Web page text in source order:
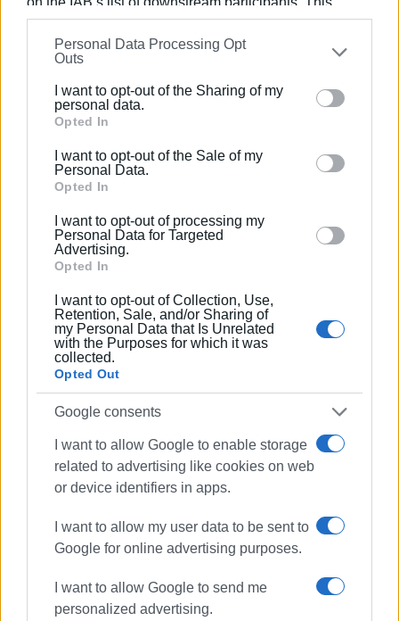
information may also be disclosed by us to third parties
on theIAB’s List of Downstream Participants
that may
further disclose it to other third parties.
Please note that this website/app uses one or more
Google services and may gather and store information
behaviour. You may click to grant or deny consent to
Google and its third-party tags to use your data for
section.
Personal Data Processing Opt
Outs
I want to opt-out of the Sharing of my
personal data.
Opted In
I want to opt-out of the Sale of my
Personal Data.
Opted In
I want to opt-out of processing my
Personal Data for Targeted
Advertising.
Opted In
I want to opt-out of Collection, Use,
Retention, Sale, and/or Sharing of
my Personal Data that Is Unrelated
with the Purposes for which it was
collected.
Opted Out
Google consents
I want to allow Google to enable storage
related to advertising like cookies on web
or device identifiers in apps.
I want to allow my user data to be sent to
Google for online advertising purposes.
I want to allow Google to send me
personalized advertising.
επιτρέπουν να αισιοδοξούν για μια ανταγωνιστική
Ευρώπης.
Εμφανίσεις: 3618
ΣΠΥΡΟΣ ΠΙΚΟΥΛΑΣ
Πτυχιούχος Οικονομικών του Πανεπιστημίου
Πειραιά. Συνεργάστηκε στο ξεκίνημα με την
«Αθλητική Πορεία της Κέρκυρας», ενώ από τις
αρχές του ΄92 και για 25 χρόνια στο «Κερκυραϊκό
Βήμα». Από το 1994 εκδότης - διευθυντής στα
«Κερκυραϊκά Σπορ» και από το 2000 και για 15
εργάζεται στην «ΕΝΗΜΕΡΩΣΗ», ενώ
συνεργάστηκε με την τηλεόραση του Corfu
Channel (στα πρώτα χρόνια λειτουργίας του) και